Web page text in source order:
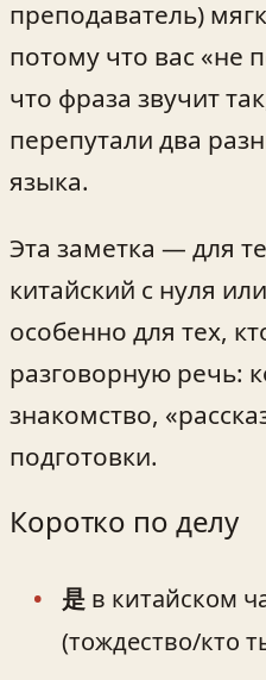
преподаватель)
потому что вас «не
что фраза звучит
перепутали два
языка.
Эта заметка — для
китайский с нуля
особенно для тех,
разговорную речь:
знакомство,
подготовки.
Коротко по делу
是 в китайском
(тождество/кто